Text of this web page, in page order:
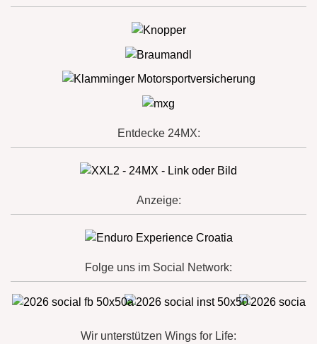
Entdecke 24MX:
Anzeige:
Folge uns im Social Network:
Wir unterstützen Wings for Life: